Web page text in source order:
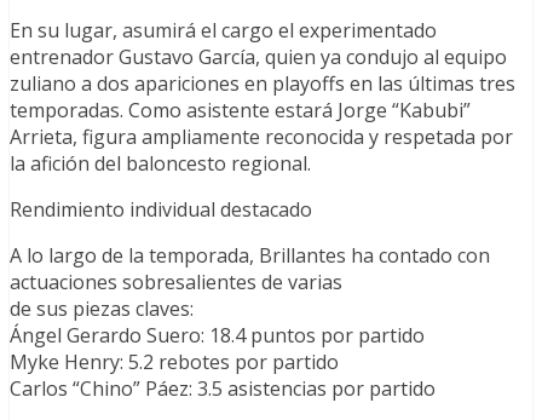
En su lugar, asumirá el cargo el experimentado
entrenador Gustavo García, quien ya condujo al equipo
zuliano a dos apariciones en playoffs en las últimas tres
temporadas. Como asistente estará Jorge “Kabubi”
Arrieta, figura ampliamente reconocida y respetada por
la afición del baloncesto regional.
Rendimiento individual destacado
A lo largo de la temporada, Brillantes ha contado con
actuaciones sobresalientes de varias
de sus piezas claves:
Ángel Gerardo Suero: 18.4 puntos por partido
Myke Henry: 5.2 rebotes por partido
Carlos “Chino” Páez: 3.5 asistencias por partido